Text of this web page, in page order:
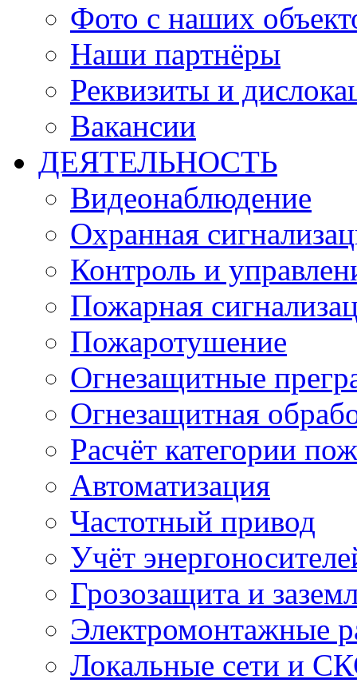
Фото с наших
Наши партнёры
Реквизиты и
Вакансии
ДЕЯТЕЛЬНОСТЬ
Видеонаблюдение
Охранная
Контроль и
Пожарная
Пожаротушение
Огнезащитные
Огнезащитная
Расчёт категории
Автоматизация
Частотный привод
Учёт
Грозозащита и
Электромонтажные
Локальные сети и